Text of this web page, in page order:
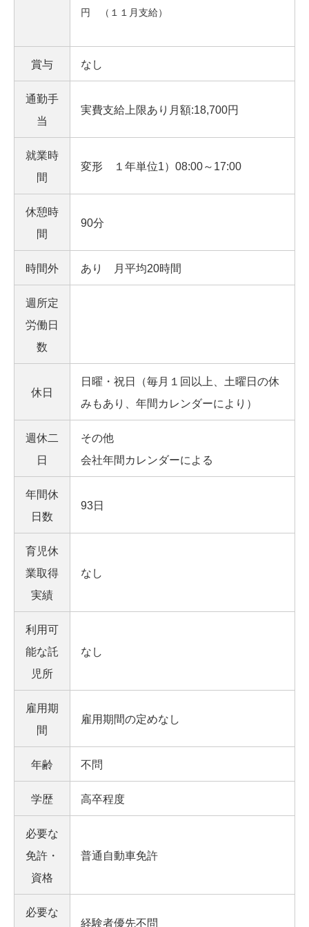
円 （１１月支給）
賞与 なし
通勤手
当
実費支給上限あり月額:18,700円
就業時
間
変形 １年単位1）08:00～17:00
休憩時
間
90分
時間外 あり 月平均20時間
週所定
労働日
数
休日
日曜・祝日（毎月１回以上、土曜日の休
みもあり、年間カレンダーにより）
週休二
日
その他
会社年間カレンダーによる
年間休
日数
93日
育児休
業取得
実績
なし
利用可
能な託
児所
なし
雇用期
間
雇用期間の定めなし
年齢 不問
学歴 高卒程度
必要な
免許・
資格
普通自動車免許
必要な
経験者優先不問